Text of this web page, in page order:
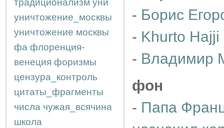
традиционализм уни
уничтожение_москвы
уничтожение москвы
фа флоренция-
венеция форизмы
цензура_контроль
цитаты_фрагменты
числа чужая_всячина
школа
- Борис
- Khurto Hajji
- Владимир
фон
- Папа